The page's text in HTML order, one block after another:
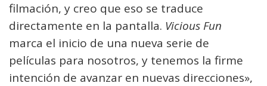
filmación, y creo que eso se traduce
directamente en la pantalla. Vicious Fun
marca el inicio de una nueva serie de
películas para nosotros, y tenemos la firme
intención de avanzar en nuevas direcciones»,